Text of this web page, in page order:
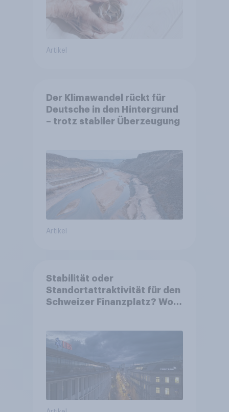
Artikel
Der Klimawandel rückt für
Deutsche in den Hintergrund
– trotz stabiler Überzeugung
Artikel
Stabilität oder
Standortattraktivität für den
Schweizer Finanzplatz? Wo
von Grossbanken steht